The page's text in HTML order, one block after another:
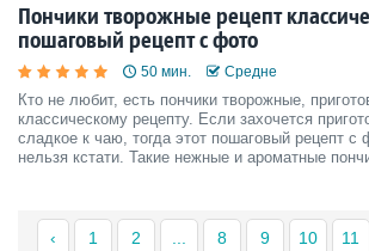
Пончики творожные рецепт
пошаговый рецепт с фото
50 мин. Средне
Кто не любит, есть пончики творожные,
классическому рецепту. Если захочется
сладкое к чаю, тогда этот пошаговый рецепт с
нельзя кстати. Такие нежные и ароматные
‹ 1 2 8 9 10 11